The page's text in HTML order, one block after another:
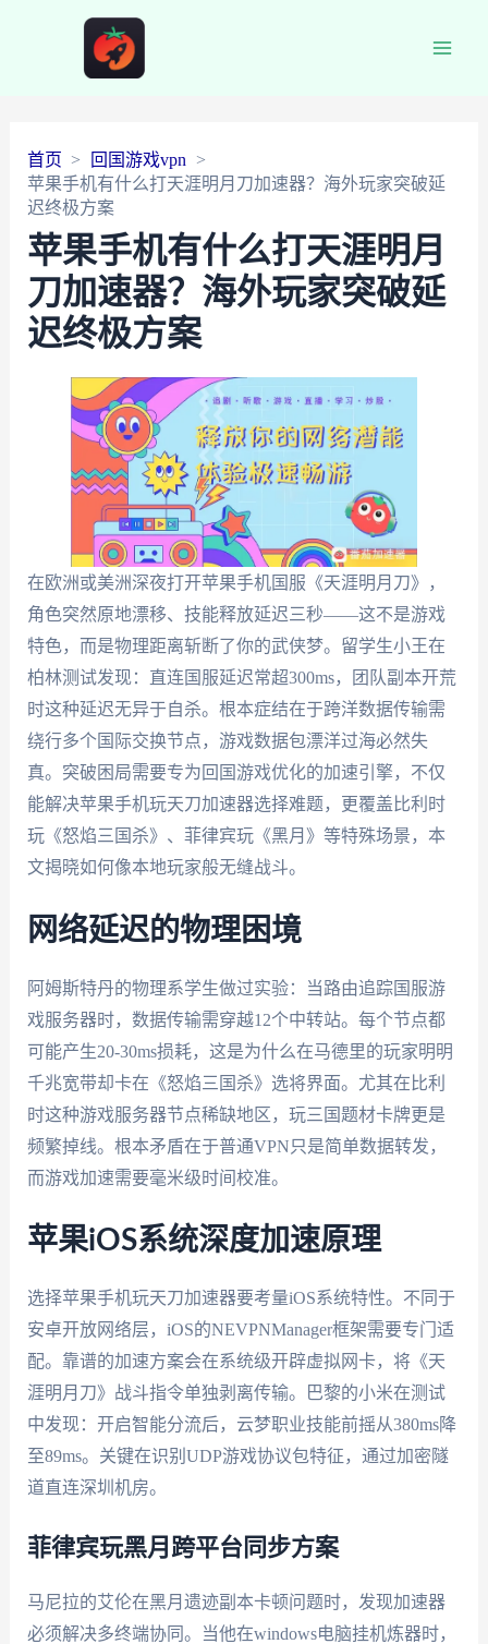
首页
回国游戏vpn
苹果手机有什么打天涯明月刀加速器？海外玩家突破延
迟终极方案
苹果手机有什么打天涯明月
刀加速器？海外玩家突破延
迟终极方案
在欧洲或美洲深夜打开苹果手机国服《天涯明月刀》，
角色突然原地漂移、技能释放延迟三秒——这不是游戏
特色，而是物理距离斩断了你的武侠梦。留学生小王在
柏林测试发现：直连国服延迟常超300ms，团队副本开荒
时这种延迟无异于自杀。根本症结在于跨洋数据传输需
绕行多个国际交换节点，游戏数据包漂洋过海必然失
真。突破困局需要专为回国游戏优化的加速引擎，不仅
能解决苹果手机玩天刀加速器选择难题，更覆盖比利时
玩《怒焰三国杀》、菲律宾玩《黑月》等特殊场景，本
文揭晓如何像本地玩家般无缝战斗。
网络延迟的物理困境
阿姆斯特丹的物理系学生做过实验：当路由追踪国服游
戏服务器时，数据传输需穿越12个中转站。每个节点都
可能产生20-30ms损耗，这是为什么在马德里的玩家明明
千兆宽带却卡在《怒焰三国杀》选将界面。尤其在比利
时这种游戏服务器节点稀缺地区，玩三国题材卡牌更是
频繁掉线。根本矛盾在于普通VPN只是简单数据转发，
而游戏加速需要毫米级时间校准。
苹果iOS系统深度加速原理
选择苹果手机玩天刀加速器要考量iOS系统特性。不同于
安卓开放网络层，iOS的NEVPNManager框架需要专门适
配。靠谱的加速方案会在系统级开辟虚拟网卡，将《天
涯明月刀》战斗指令单独剥离传输。巴黎的小米在测试
中发现：开启智能分流后，云梦职业技能前摇从380ms降
至89ms。关键在识别UDP游戏协议包特征，通过加密隧
道直连深圳机房。
菲律宾玩黑月跨平台同步方案
马尼拉的艾伦在黑月遗迹副本卡顿问题时，发现加速器
必须解决多终端协同。当他在windows电脑挂机炼器时，